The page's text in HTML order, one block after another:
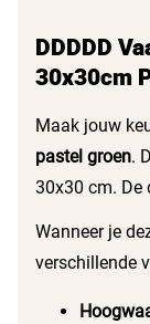
DDDDD
30x30cm
Maak jouw
pastel groen.
30x30 cm. De
Wanneer je
verschillende